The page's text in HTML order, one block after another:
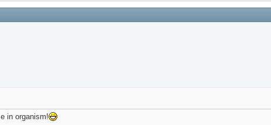
in organism!